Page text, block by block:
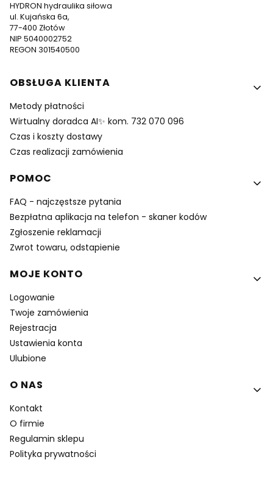
HYDRON hydraulika siłowa
ul. Kujańska 6a,
77-400 Złotów
NIP 5040002752
REGON 301540500
Linki w stopce
OBSŁUGA KLIENTA
Metody płatności
Wirtualny doradca AI✨ kom. 732 070 096
Czas i koszty dostawy
Czas realizacji zamówienia
POMOC
FAQ - najczęstsze pytania
Bezpłatna aplikacja na telefon - skaner kodów
Zgłoszenie reklamacji
Zwrot towaru, odstapienie
MOJE KONTO
Logowanie
Twoje zamówienia
Rejestracja
Ustawienia konta
Ulubione
O NAS
Kontakt
O firmie
Regulamin sklepu
Polityka prywatności